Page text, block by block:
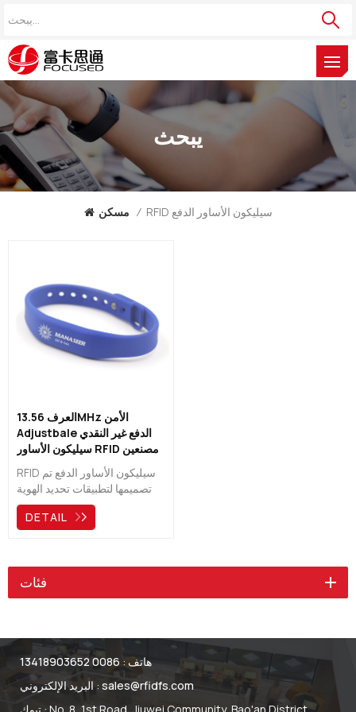
يبحث
مسكن / RFID سيليكون الأساور الدفع
العرف 13.56MHz الأمن
Adjustbale الدفع غير النقدي
سيليكون الأساور RFID مصنعين
RFID سيليكون الأساور الدفع تم
تصميمها لتطبيقات تحديد الهوية
الشخصية مثل الدفع غير النقدي
والتحكم في الوصول إلى
الموسيقية والأماكن الترفيهية
DETAIL
فئات
هاتف : 0086 13418903652
البريد الإلكتروني : sales@rfidfs.com